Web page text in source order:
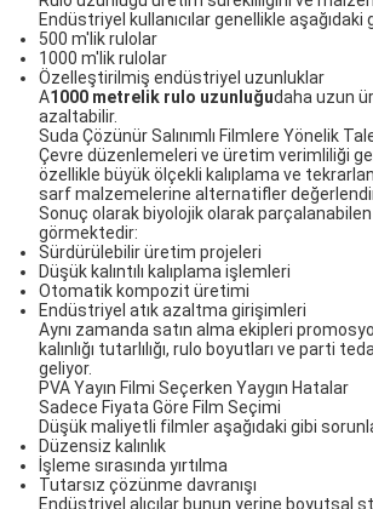
Endüstriyel kullanıcılar genellikle
500 m'lik rulolar
1000 m'lik rulolar
Özelleştirilmiş endüstriyel uzunluklar
A1000 metrelik rulo uzunluğudaha uzun
azaltabilir.
Suda Çözünür Salınımlı Filmlere Yönelik
Çevre düzenlemeleri ve üretim verimliliği
özellikle büyük ölçekli kalıplama ve
sarf malzemelerine alternatifler
Sonuç olarak biyolojik olarak
görmektedir:
Sürdürülebilir üretim projeleri
Düşük kalıntılı kalıplama işlemleri
Otomatik kompozit üretimi
Endüstriyel atık azaltma girişimleri
Aynı zamanda satın alma ekipleri
kalınlığı tutarlılığı, rulo boyutları ve
geliyor.
PVA Yayın Filmi Seçerken Yaygın Hatalar
Sadece Fiyata Göre Film Seçimi
Düşük maliyetli filmler aşağıdaki gibi
Düzensiz kalınlık
İşleme sırasında yırtılma
Tutarsız çözünme davranışı
Endüstriyel alıcılar bunun yerine boyutsal